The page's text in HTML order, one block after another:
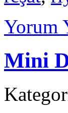
Yorum
Mini